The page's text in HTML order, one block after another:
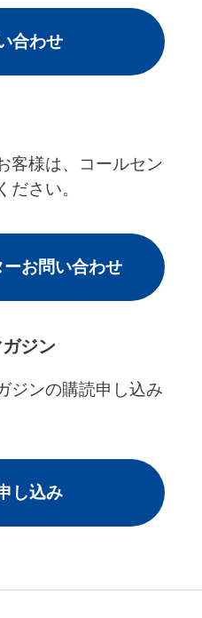
合わせ
客様は、コールセン
ださい。
お問い合わせ
ジン
ジンの購読申し込み
し込み